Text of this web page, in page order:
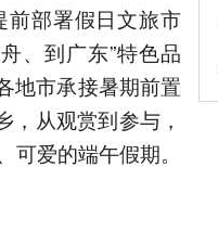
前部署假日文旅市
、到广东”特色品
地市承接暑期前置
，从观赏到参与，
爱的端午假期。